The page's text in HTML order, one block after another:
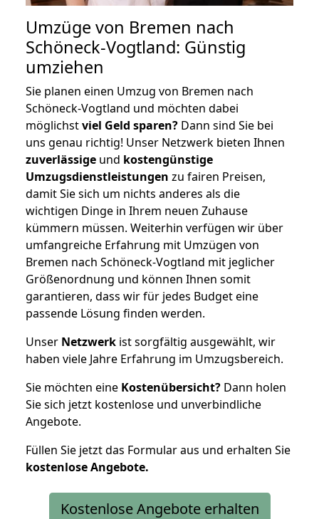
Umzüge von Bremen nach
Schöneck-Vogtland: Günstig
umziehen
Sie planen einen Umzug von Bremen nach
Schöneck-Vogtland und möchten dabei
möglichstviel Geld sparen? Dann sind Sie bei
uns genau richtig! Unser Netzwerk bieten Ihnen
zuverlässige und kostengünstige
Umzugsdienstleistungen zu fairen Preisen,
damit Sie sich um nichts anderes als die
wichtigen Dinge in Ihrem neuen Zuhause
kümmern müssen. Weiterhin verfügen wir über
umfangreiche Erfahrung mit Umzügen von
Bremen nach Schöneck-Vogtland mit jeglicher
Größenordnung und können Ihnen somit
garantieren, dass wir für jedes Budget eine
passende Lösung finden werden.
Unser Netzwerk ist sorgfältig ausgewählt, wir
haben viele Jahre Erfahrung im Umzugsbereich.
Sie möchten eine Kostenübersicht? Dann holen
Sie sich jetzt kostenlose und unverbindliche
Angebote.
Füllen Sie jetzt das Formular aus und erhalten Sie
kostenloseAngebote.
Kostenlose Angebote erhalten